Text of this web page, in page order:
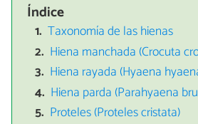
Índice
Taxonomía de las hienas
Hiena manchada (Crocuta
Hiena rayada (Hyaena
Hiena parda (Parahyaena
Proteles (Proteles cristata)